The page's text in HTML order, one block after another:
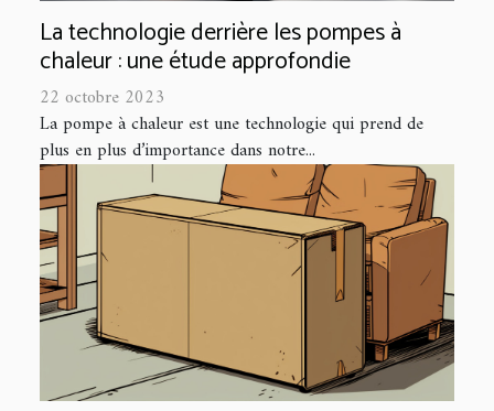
La technologie derrière les pompes à
chaleur : une étude approfondie
22 octobre 2023
La pompe à chaleur est une technologie qui prend de
plus en plus d’importance dans notre...